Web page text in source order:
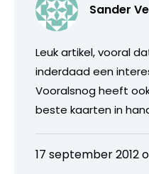
Sander
Leuk artikel, vooral
inderdaad een
Vooralsnog heeft
beste kaarten in
17 september 2012